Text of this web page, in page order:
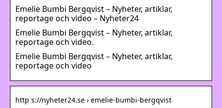
​Emelie Bumbi Bergqvist – Nyheter, artiklar,
reportage och video – Nyheter24
Emelie Bumbi Bergqvist – Nyheter, artiklar,
reportage och video.
​Emelie Bumbi Bergqvist – Nyheter, artiklar,
reportage och video
http s://nyheter24.se › emelie-bumbi-bergqvist